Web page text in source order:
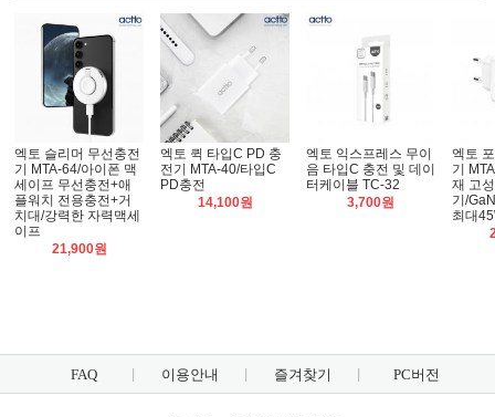
엑토 슬리머 무선충전
기 MTA-64/아이폰 맥
세이프 무선충전+애
플워치 전용충전+거
치대/강력한 자력맥세
이프
21,900원
엑토 퀵 타입C PD 충
전기 MTA-40/타입C
PD충전
14,100원
엑토 익스프레스 무이
음 타입C 충전 및 데이
터케이블 TC-32
3,700원
엑토
기
재 고
기/
최대
FAQ 이용안내 즐겨찾기 PC버전